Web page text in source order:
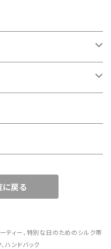
戻る
ー、特別な日のためのシルク帯
ハンドバック